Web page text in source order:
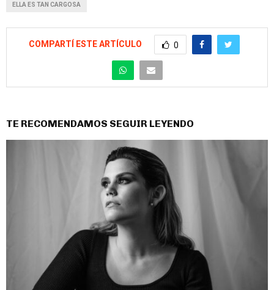
ELLA ES TAN CARGOSA
COMPARTÍ ESTE ARTÍCULO 0
TE RECOMENDAMOS SEGUIR LEYENDO